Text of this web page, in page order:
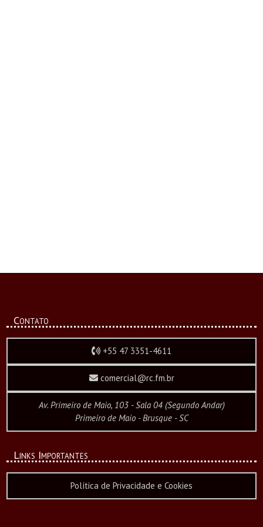
Contato
+55 47 3351-4611
comercial@rc.fm.br
Av. Primeiro de Maio, 103 - Sala 04 (Segundo Andar)
Primeiro de Maio - Brusque - SC
Links Importantes
Política de Privacidade e Cookies